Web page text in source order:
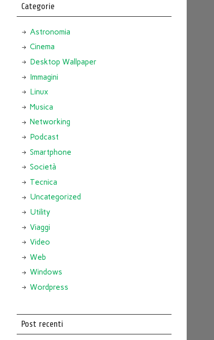
Categorie
Astronomia
Cinema
Desktop Wallpaper
Immagini
Linux
Musica
Networking
Podcast
Smartphone
Società
Tecnica
Uncategorized
Utility
Viaggi
Video
Web
Windows
Wordpress
Post recenti